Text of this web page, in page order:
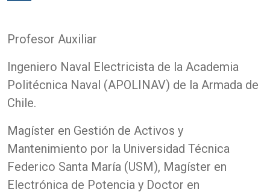
Profesor Auxiliar
Ingeniero Naval Electricista de la Academia
Politécnica Naval (APOLINAV) de la Armada de
Chile.
Magíster en Gestión de Activos y
Mantenimiento por la Universidad Técnica
Federico Santa María (USM), Magíster en
Electrónica de Potencia y Doctor en